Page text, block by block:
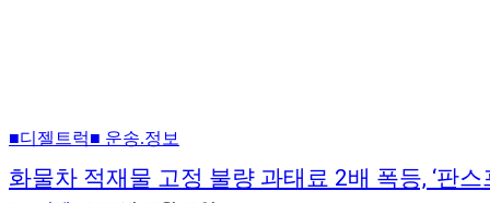
■디젤트럭■ 운송.정보
화물차 적재물 고정 불량 과태료 2배 폭등, ‘판스